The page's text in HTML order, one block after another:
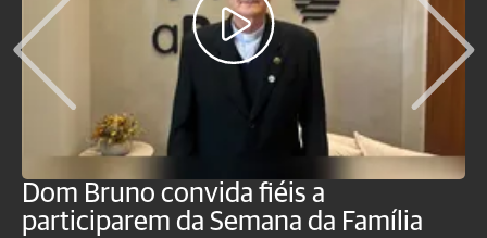
Dom Bruno convida fiéis a
participarem da Semana da Família